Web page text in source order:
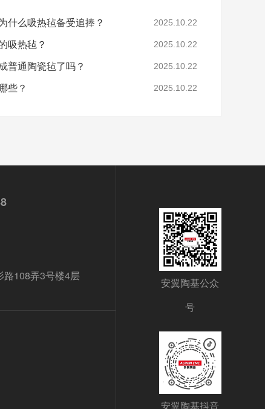
什么吸热毡备受追捧？ 2025.10.22
吸热毡？ 2025.10.22
普通陶瓷毡了吗？ 2025.10.22
些？ 2025.10.22
路108弄3号楼4层
安翼陶基公众
号
安翼陶基抖音